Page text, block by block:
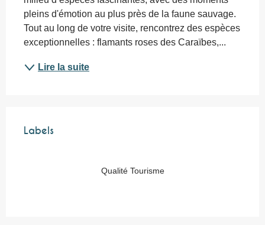
pleins d'émotion au plus près de la faune sauvage.
Tout au long de votre visite, rencontrez des espèces
exceptionnelles : flamants roses des Caraïbes,...
Lire la suite
Labels
Labels
Qualité Tourisme